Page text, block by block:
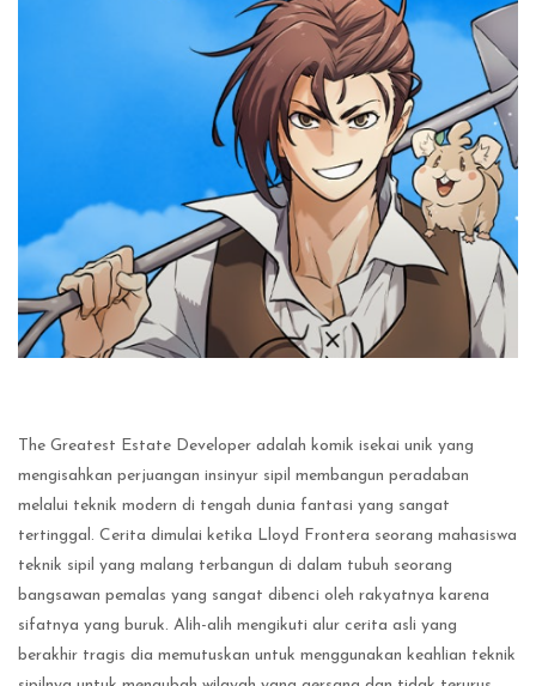
The Greatest Estate Developer adalah komik isekai unik yang
mengisahkan perjuangan insinyur sipil membangun peradaban
melalui teknik modern di tengah dunia fantasi yang sangat
tertinggal. Cerita dimulai ketika Lloyd Frontera seorang mahasiswa
teknik sipil yang malang terbangun di dalam tubuh seorang
bangsawan pemalas yang sangat dibenci oleh rakyatnya karena
sifatnya yang buruk. Alih-alih mengikuti alur cerita asli yang
berakhir tragis dia memutuskan untuk menggunakan keahlian teknik